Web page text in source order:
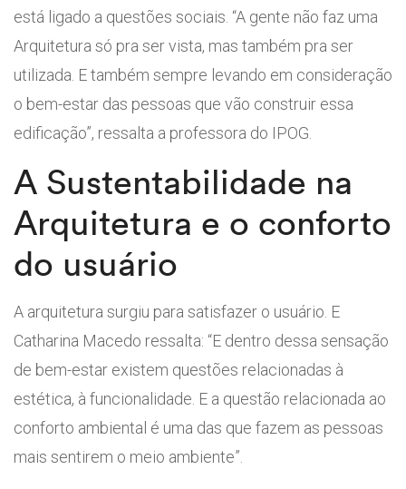
está ligado a questões sociais. “A gente não faz uma
Arquitetura só pra ser vista, mas também pra ser
utilizada. E também sempre levando em consideração
o bem-estar das pessoas que vão construir essa
edificação”, ressalta a professora do IPOG.
A Sustentabilidade na
Arquitetura e o conforto
do usuário
A arquitetura surgiu para satisfazer o usuário. E
Catharina Macedo ressalta: “E dentro dessa sensação
de bem-estar existem questões relacionadas à
estética, à funcionalidade. E a questão relacionada ao
conforto ambiental é uma das que fazem as pessoas
mais sentirem o meio ambiente”.